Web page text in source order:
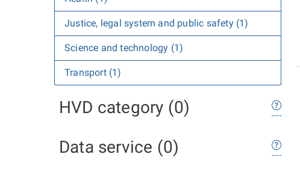
Justice, legal system and public safety (1)
Science and technology (1)
Transport (1)
HVD category (0)
Data service (0)